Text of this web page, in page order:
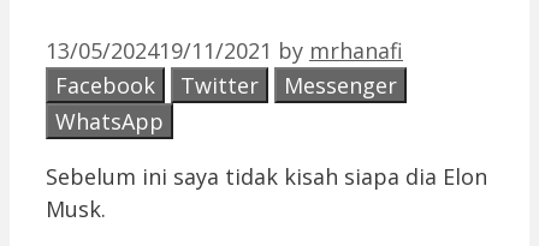
13/05/202419/11/2021 by mrhanafi
Facebook
Twitter
Messenger
WhatsApp
Sebelum ini saya tidak kisah siapa dia Elon
Musk.